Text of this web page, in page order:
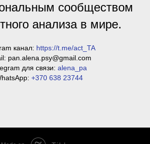
сообществом
анализа в мире.
канал: https://t.me/act_TA
pan.alena.psy@gmail.com
для связи: alena_pa
+370 638 23744